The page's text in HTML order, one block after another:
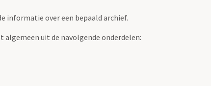
informatie over een bepaald archief.
algemeen uit de navolgende onderdelen: